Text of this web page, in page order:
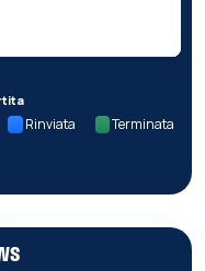
Rinviata Terminata